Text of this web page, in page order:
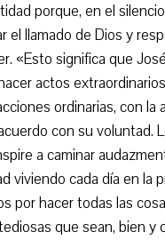
porque, en el
el llamado de Dios y
«Esto significa que
actos
ordinarias, con la
con su voluntad.
a caminar
viviendo cada día en la
por hacer todas las
que sean, bien y